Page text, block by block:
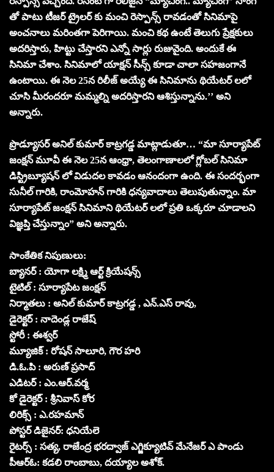
తో పాటు టీజర్ ట్రైలర్ కు మంచి రెస్పాన్స్ రావడంతో సినిమాపై
అంచనాలు మరింతగా పెరిగాయి. మంచి కథ ఉంటే తెలుగు ప్రేక్షకులు
అదరిస్తారు, హిట్టు చేస్తారని ఎన్నో సార్లు రుజువైంది. అందుకే ఈ
సినిమా చేశాం. సినిమాలో యాక్షన్ సీన్స్ కూడా చాలా సహజంగానే
ఉంటాయి. ఈ నెల 25న రిలీజ్ అయ్యే ఈ సినిమాను థియేటర్ లలో
చూసి మీరందరూ మమ్మల్ని అదరిస్తారని ఆశిస్తున్నాను.’’ అని
అన్నారు.
ప్రొడ్యూసర్ అనిల్ కుమార్ కాట్రగడ్డ మాట్లాడుతూ… “మా సూర్యాపేట్
జంక్షన్ మూవీ ఈ నెల 25న ఆంధ్రా, తెలంగాణాలలో గ్లోబల్ సినిమా
డిస్ట్రిబ్యూషన్ లో విడుదల కావడం ఆనందంగా ఉంది. ఈ సందర్భంగా
సునీల్ గారికి, రాంమోహన్ గారికి ధన్యవాదాలు తెలుపుతున్నాం. మా
సూర్యాపేట్ జంక్షన్ సినిమాని థియేటర్ లలో ప్రతి ఒక్కరూ చూడాలని
విజ్ఞప్తి చేస్తున్నాం” అని అన్నారు.
సాంకేతిక నిపుణులు:
బ్యానర్ : యోగా లక్ష్మి ఆర్ట్ క్రియేషన్స్
టైటిల్ : సూర్యాపేట జంక్షన్
నిర్మాతలు : అనిల్ కుమార్ కాట్రగడ్డ , ఎన్.ఎస్ రావు,
డైరెక్టర్ : నాదెండ్ల రాజేష్
స్టోరీ : ఈశ్వర్
మ్యూజిక్ : రోషన్ సాలూరి, గౌర హరి
డి.ఓ.పి : అరుణ్ ప్రసాద్
ఎడిటర్ : ఎం.ఆర్.వర్మ
కో డైరెక్టర్ : శ్రీనివాస్ కోర
లిరిక్స్ : ఎ.రహమాన్
పోస్టర్ డిజైనర్: ధనియేలె
రైటర్స్ : సత్య, రాజేంద్ర భరద్వాజ్ ఎగ్జిక్యూటివ్ మేనేజర్ ఎ పాండు
పీఆర్ఓ: కడలి రాంబాబు, దయ్యాల అశోక్.